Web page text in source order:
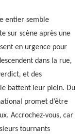
entier semble
sur scène après une
en urgence pour
dans la rue,
et des
battent leur plein. Du
promet d’être
Accrochez-vous, car
tournants